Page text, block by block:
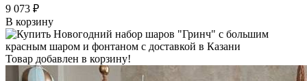
9 073 ₽
В корзину
Товар добавлен в корзину!